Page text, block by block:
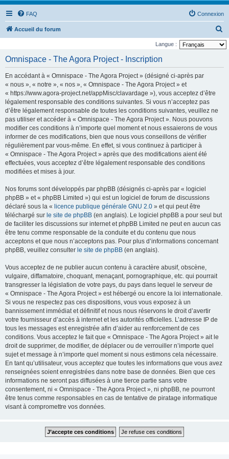
FAQ Connexion
Accueil du forum
e
Langue :
Omnispace - The Agora Project - Inscription
En accédant à « Omnispace - The Agora Project » (désigné ci-après par
« nous », « notre », « nos », « Omnispace - The Agora Project » et
« https://www.agora-project.net/appMisc/clavardage »), vous acceptez d’être
légalement responsable des conditions suivantes. Si vous n’acceptez pas
d’être légalement responsable de toutes les conditions suivantes, veuillez ne
pas utiliser et accéder à « Omnispace - The Agora Project ». Nous pouvons
modifier ces conditions à n’importe quel moment et nous essaierons de vous
informer de ces modifications, bien que nous vous conseillons de vérifier
régulièrement par vous-même. En effet, si vous continuez à participer à
« Omnispace - The Agora Project » après que des modifications aient été
effectuées, vous acceptez d’être légalement responsable des conditions
modifiées et mises à jour.
Nos forums sont développés par phpBB (désignés ci-après par « logiciel
phpBB » et « phpBB Limited ») qui est un logiciel de forum de discussions
déclaré sous la « licence publique générale GNU 2.0 » et qui peut être
téléchargé sur le site de phpBB (en anglais). Le logiciel phpBB a pour seul but
de faciliter les discussions sur internet et phpBB Limited ne peut en aucun cas
être tenu comme responsable de la conduite et du contenu que nous
acceptons et que nous n’acceptons pas. Pour plus d’informations concernant
phpBB, veuillez consulter le site de phpBB (en anglais).
Vous acceptez de ne publier aucun contenu à caractère abusif, obscène,
vulgaire, diffamatoire, choquant, menaçant, pornographique, etc. qui pourrait
transgresser la législation de votre pays, du pays dans lequel le serveur de
« Omnispace - The Agora Project » est hébergé ou encore la loi internationale.
Si vous ne respectez pas ces dispositions, vous vous exposez à un
bannissement immédiat et définitif et nous nous réservons le droit d’avertir
votre fournisseur d’accès à internet et les autorités officielles. L’adresse IP de
tous les messages est enregistrée afin d’aider au renforcement de ces
conditions. Vous acceptez le fait que « Omnispace - The Agora Project » ait le
droit de supprimer, de modifier, de déplacer ou de verrouiller n’importe quel
sujet et message à n’importe quel moment si nous estimons cela nécessaire.
En tant qu’utilisateur, vous acceptez que toutes les informations que vous avez
renseignées soient enregistrées dans notre base de données. Bien que ces
informations ne seront pas diffusées à une tierce partie sans votre
consentement, ni « Omnispace - The Agora Project », ni phpBB, ne pourront
être tenus comme responsables en cas de tentative de piratage informatique
visant à compromettre vos données.